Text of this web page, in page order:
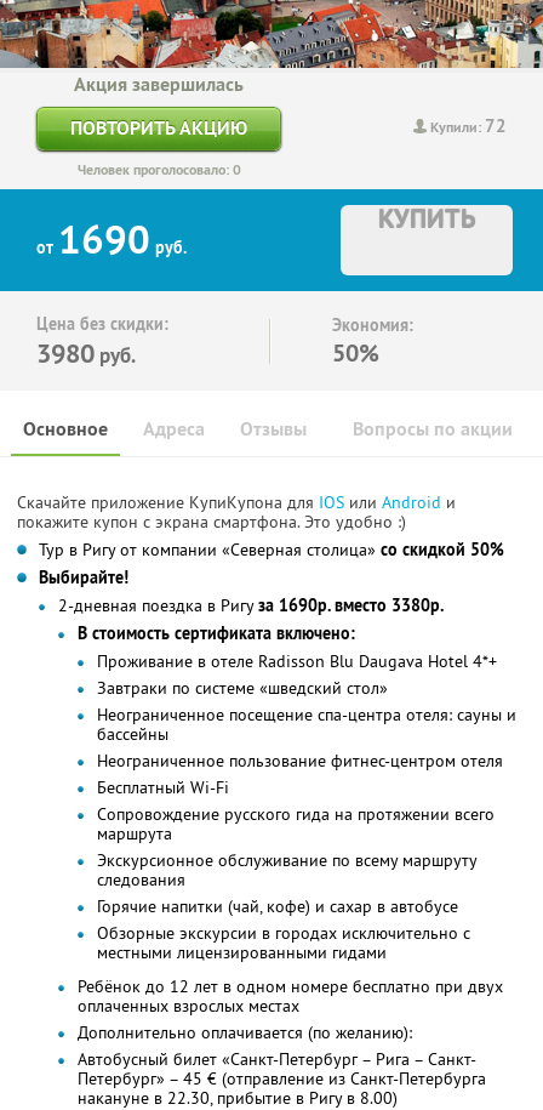
Купили: 72
Акция завершилась
ПОВТОРИТЬ АКЦИЮ
Человек проголосовало: 0
от 1690 руб.
КУПИТЬ
Цена без скидки:
3980 руб.
Экономия:
50%
Основное Отзывы Вопросы по акции
Адреса
Скачайте приложение КупиКупона для IOS или Android и
покажите купон с экрана смартфона. Это удобно :)
Тур в Ригу от компании «Северная столица» со скидкой 50%
Выбирайте!
2-дневная поездка в Ригуза 1690р. вместо 3380р.
В стоимость сертификата включено:
Проживание в отеле Radisson Blu Daugava Hotel 4*+
Завтраки по системе «шведский стол»
Неограниченное посещение спа-центра отеля: сауны и
бассейны
Неограниченное пользование фитнес-центром отеля
Бесплатный Wi-Fi
Сопровождение русского гида на протяжении всего
маршрута
Экскурсионное обслуживание по всему маршруту
следования
Горячие напитки (чай, кофе) и сахар в автобусе
Обзорные экскурсии в городах исключительно с
местными лицензированными гидами
Ребёнок до 12 лет в одном номере бесплатно при двух
оплаченных взрослых местах
Дополнительно оплачивается (по желанию):
Автобусный билет «Санкт-Петербург – Рига – Санкт-
Петербург» – 45 € (отправление из Санкт-Петербурга
накануне в 22.30, прибытие в Ригу в 8.00)